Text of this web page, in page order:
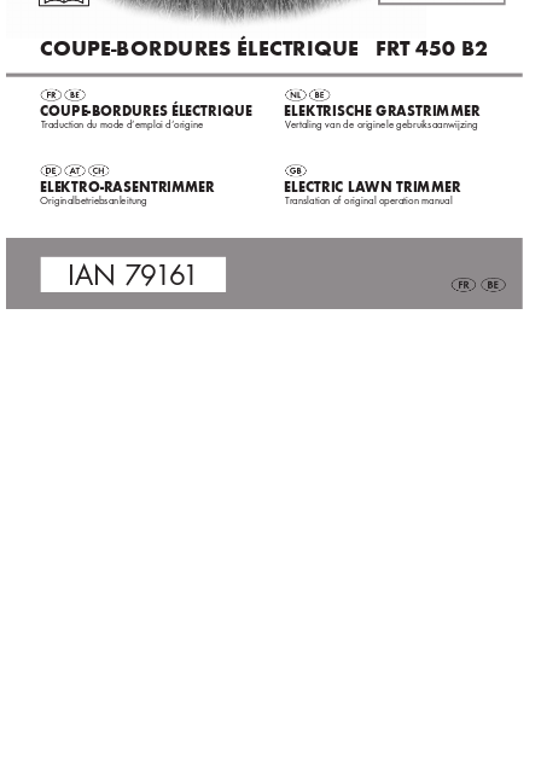
Coupe-bordures éleCtrique   Frt 450 b2
elektro-rasentrimmer
Originalbetriebsanleitung
Coupe-bordures éleCtrique
Traduction du mode d‘emploi d‘origine
eleCtriC l awn trimmer
Translation of original operation manual
elektrisChe grastrimmer
Vertaling van de originele gebruiksaanwijzing
AN 791 61